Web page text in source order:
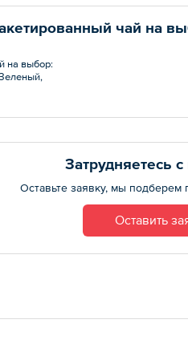
чай на
на выбор:
Затрудняетесь
Оставьте заявку, мы
Оставить